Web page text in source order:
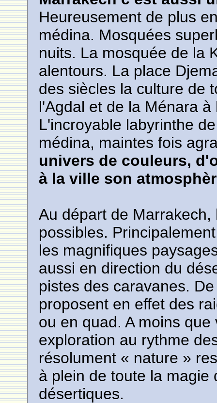
Heureusement de plus
médina. Mosquées
nuits. La mosquée de la
alentours. La place
des siècles la culture de
l'Agdal et de la Ménara
L'incroyable labyrinthe
médina, maintes fois
univers de couleurs,
à la ville son
Au départ de
possibles.
les magnifiques
aussi en direction du
pistes des caravanes.
proposent en effet des
ou en quad. A moins
exploration au rythme
résolument « nature »
à plein de toute la magie
désertiques.